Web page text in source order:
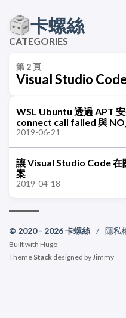
卡螺絲
CATEGORIES
第 2 頁
Visual Studio
WSL Ubuntu 透過 APT
connect call failed 與
2019-06-21
讓 Visual Studio Code
案
2019-04-18
© 2020 - 2026 卡螺絲 / 隱私
Built with Hugo
Theme Stack designed by Jimmy